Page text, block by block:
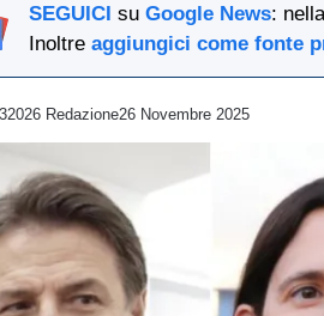
SEGUICI su Google News:
Inoltre aggiungici come fonte
Redazione26 Novembre 2025